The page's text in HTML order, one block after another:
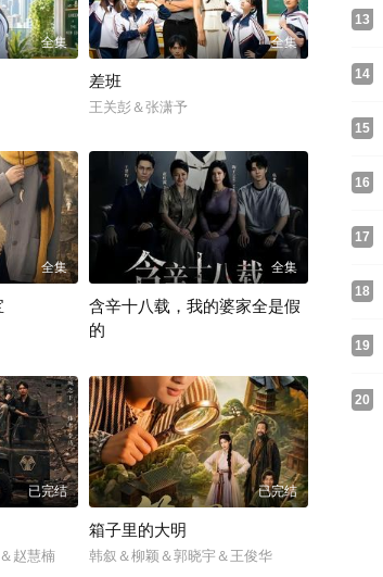
全集 全集
差班
王关彭＆张潇予
全集 全集
含辛十八载，我的婆家全是假
的
已完结
赵慧楠
已完结
箱子里的大明
韩叙＆柳颖＆郭晓宇＆王俊华
13
14
15
16
17
18
19
20